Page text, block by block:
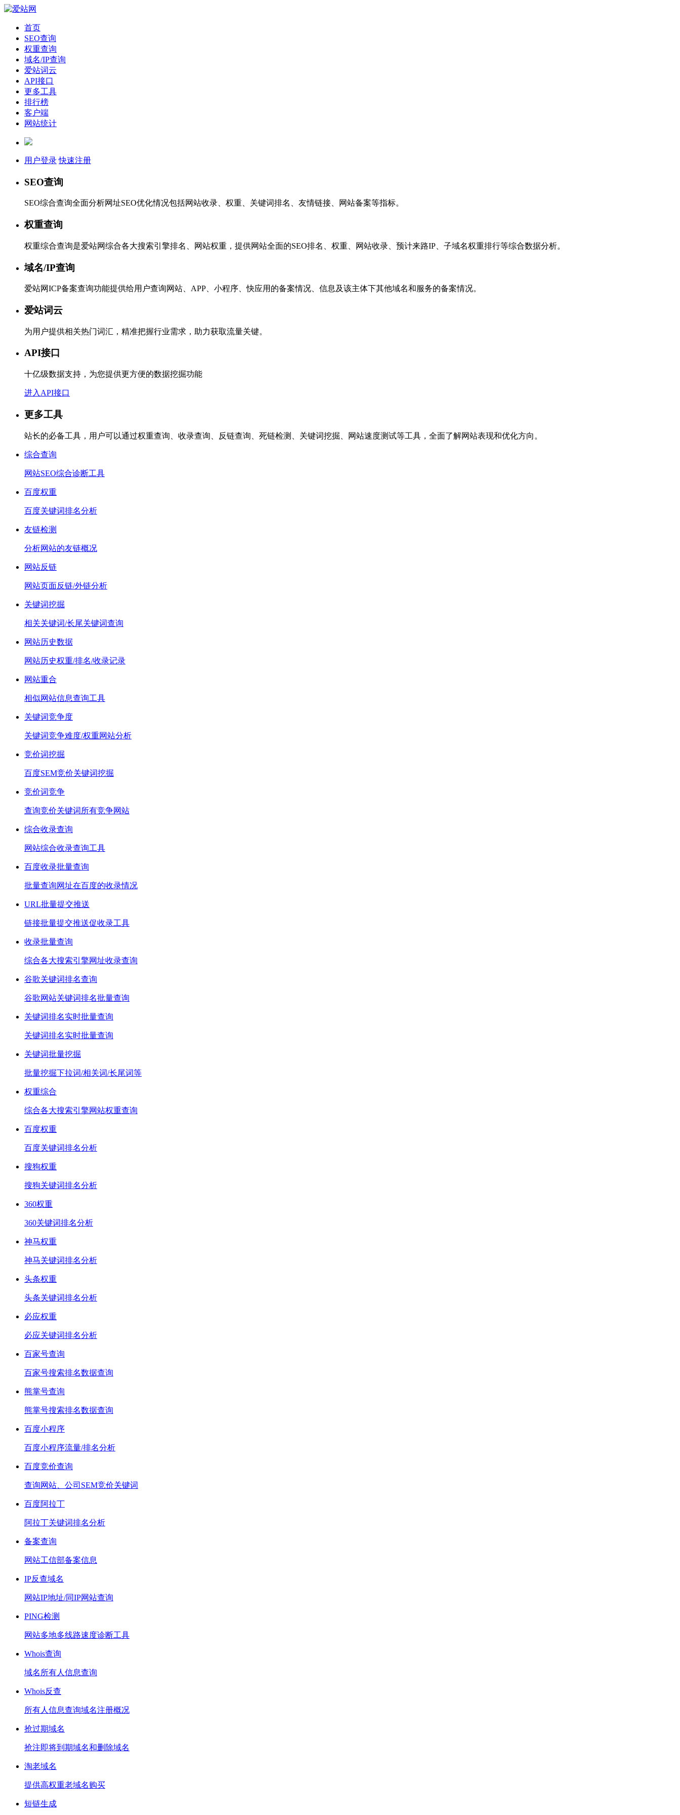
首页
SEO查询
权重查询
域名/IP查询
爱站词云
API接口
更多工具
排行榜
客户端
网站统计
用户登录 快速注册
SEO查询
SEO综合查询全面分析网址SEO优化情况包括网站收录、权重、关键词排名、友情链接、网站备案等指标。
权重查询
权重综合查询是爱站网综合各大搜索引擎排名、网站权重，提供网站全面的SEO排名、权重、网站收录、预计来路IP、子域名权重排行等综合数据分析。
域名/IP查询
爱站网ICP备案查询功能提供给用户查询网站、APP、小程序、快应用的备案情况、信息及该主体下其他域名和服务的备案情况。
爱站词云
为用户提供相关热门词汇，精准把握行业需求，助力获取流量关键。
API接口
十亿级数据支持，为您提供更方便的数据挖掘功能
进入API接口
更多工具
站长的必备工具，用户可以通过权重查询、收录查询、反链查询、死链检测、关键词挖掘、网站速度测试等工具，全面了解网站表现和优化方向。
综合查询
网站SEO综合诊断工具
百度权重
百度关键词排名分析
友链检测
分析网站的友链概况
网站反链
网站页面反链/外链分析
关键词挖掘
相关关键词/长尾关键词查询
网站历史数据
网站历史权重/排名/收录记录
网站重合
相似网站信息查询工具
关键词竞争度
关键词竞争难度/权重网站分析
竞价词挖掘
百度SEM竞价关键词挖掘
竞价词竞争
查询竞价关键词所有竞争网站
综合收录查询
网站综合收录查询工具
百度收录批量查询
批量查询网址在百度的收录情况
URL批量提交推送
链接批量提交推送促收录工具
收录批量查询
综合各大搜索引擎网址收录查询
谷歌关键词排名查询
谷歌网站关键词排名批量查询
关键词排名实时批量查询
关键词排名实时批量查询
关键词批量挖掘
批量挖掘下拉词/相关词/长尾词等
权重综合
综合各大搜索引擎网站权重查询
百度权重
百度关键词排名分析
搜狗权重
搜狗关键词排名分析
360权重
360关键词排名分析
神马权重
神马关键词排名分析
头条权重
头条关键词排名分析
必应权重
必应关键词排名分析
百家号查询
百家号搜索排名数据查询
熊掌号查询
熊掌号搜索排名数据查询
百度小程序
百度小程序流量/排名分析
百度竞价查询
查询网站、公司SEM竞价关键词
百度阿拉丁
阿拉丁关键词排名分析
备案查询
网站工信部备案信息
IP反查域名
网站IP地址/同IP网站查询
PING检测
网站多地多线路速度诊断工具
Whois查询
域名所有人信息查询
Whois反查
所有人信息查询域名注册概况
抢过期域名
抢注即将到期域名和删除域名
淘老域名
提供高权重老域名购买
短链生成